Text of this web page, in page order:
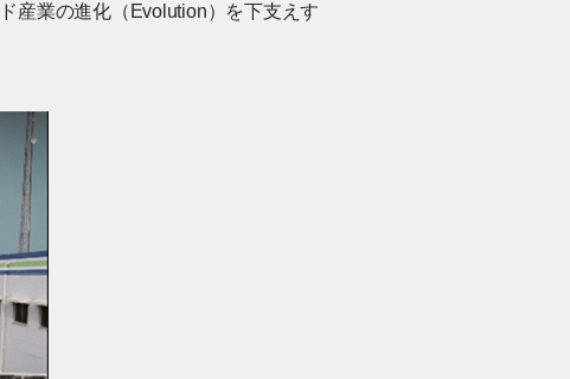
産業の進化（Evolution）を下支えす